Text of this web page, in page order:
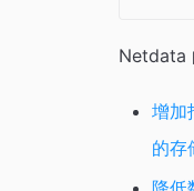
Netdata
增加
的存